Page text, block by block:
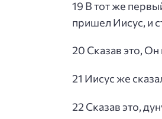
19 В тот же
пришел Иисус, и
20 Сказав это,
21 Иисус же
22 Сказав это,